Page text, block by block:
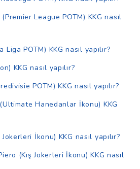
League POTM) KKG nasıl
POTM) KKG nasıl yapılır?
KKG nasıl yapılır?
POTM) KKG nasıl yapılır?
Hanedanlar İkonu) KKG
İkonu) KKG nasıl yapılır?
(Kış Jokerleri İkonu) KKG nasıl